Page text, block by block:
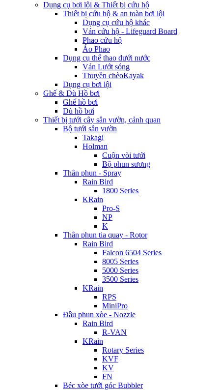
Dụng cụ bơi lội & Thiết bị cứu hộ
Thiết bị cứu hộ & an toàn bơi lội
Dụng cụ cứu hộ khác
Ván cứu hộ - Lifeguard Board
Phao cứu hộ
Áo Phao
Dụng cụ thể thao dưới nước
Ván Lướt sóng
Thuyền chèoKayak
Dụng cụ bơi lội
Ghế & Dù Hồ bơi
Ghế hồ bơi
Dù hồ bơi
Thiết bị tưới cây sân vườn, cảnh quan
Bộ tưới sân vườn
Takagi
Holman
Cuộn vòi tưới
Bộ phun sương
Thân phun - Spray
Rain Bird
1800 Series
KRain
Pro-S
NP
K
Thân phun tia quay - Rotor
Rain Bird
Falcon 6504 Series
8005 Series
5000 Series
3500 Series
KRain
RPS
MiniPro
Đầu phun xòe - Nozzle
Rain Bird
R-VAN
KRain
Rotary Series
KVF
KV
FN
Béc xòe tưới góc Bubbler